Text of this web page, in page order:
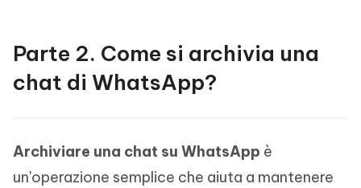
Parte 2. Come si archivia una
chat di WhatsApp?
Archiviare una chat su WhatsApp è
un'operazione semplice che aiuta a mantenere